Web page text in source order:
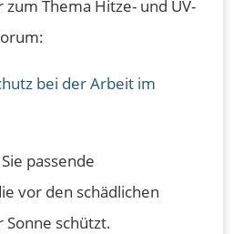
Thema Hitze- und UV-
bei der Arbeit im
passende
vor den schädlichen
schützt.